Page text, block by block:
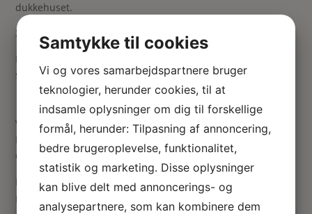
dukkehuset.
20 mm høj skærm og 25 mm i diameter.
Batteriet sidder i loftophænget og der er der også en tænd-
sluk kontakt.
Vær den første til at anmelde “LED loftlampe moderne”
Din e-mailadresse vil ikke blive publiceret.
Krævede felter
er markeret med*
Din vurdering
Din anmeldelse
Samtykke til cookies
Vi og vores samarbejdspartnere bruger
teknologier, herunder cookies, til at
indsamle oplysninger om dig til forskellige
formål, herunder: Tilpasning af annoncering,
bedre brugeroplevelse, funktionalitet,
statistik og marketing. Disse oplysninger
kan blive delt med annoncerings- og
analysepartnere, som kan kombinere dem